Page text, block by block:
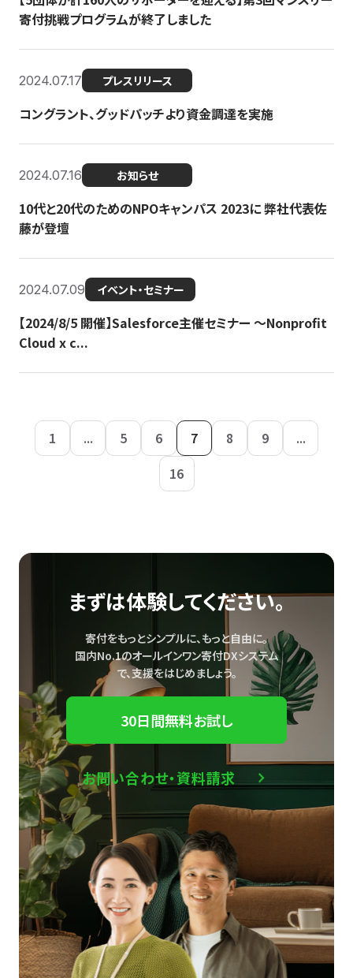
寄付挑戦プログラムが終了しました
2024.07.17 プレスリリース
コングラント、グッドパッチより資金調達を実施
2024.07.16 お知らせ
10代と20代のためのNPOキャンパス 2023に 弊社代表佐
藤が登壇
2024.07.09 イベント・セミナー
【2024/8/5 開催】Salesforce主催セミナー 〜Nonprofit
Cloud x c...
1 ... 5 6 7 8 9
...
16
まずは体験してください。
寄付をもっとシンプルに、もっと自由に。
国内No.1のオールインワン寄付DXシステム
で、支援をはじめましょう。
30日間無料お試し
お問い合わせ・資料請求